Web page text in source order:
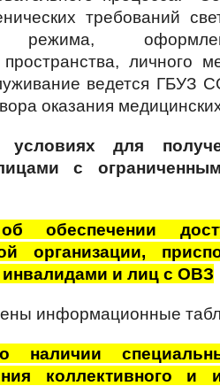
требований
режима,
пространства, личного
ведется ГБУЗ
оказания
для
с
обеспечении
организации,
инвалидами и лиц с ОВЗ
информационные
наличии
коллективного и